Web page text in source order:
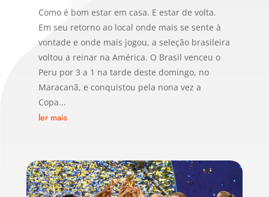
Como é bom estar em casa. E estar de volta.
Em seu retorno ao local onde mais se sente à
vontade e onde mais jogou, a seleção brasileira
voltou a reinar na América. O Brasil venceu o
Peru por 3 a 1 na tarde deste domingo, no
Maracanã, e conquistou pela nona vez a
Copa...
ler mais